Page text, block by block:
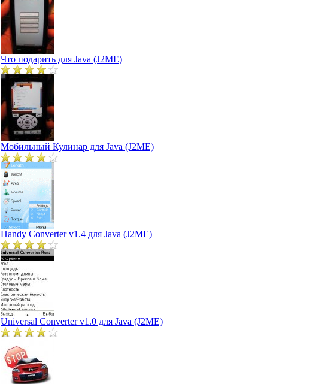
Что подарить для Java (J2ME)
Мобильный Кулинар для Java (J2ME)
Handy Converter v1.4 для Java (J2ME)
Universal Converter v1.0 для Java (J2ME)